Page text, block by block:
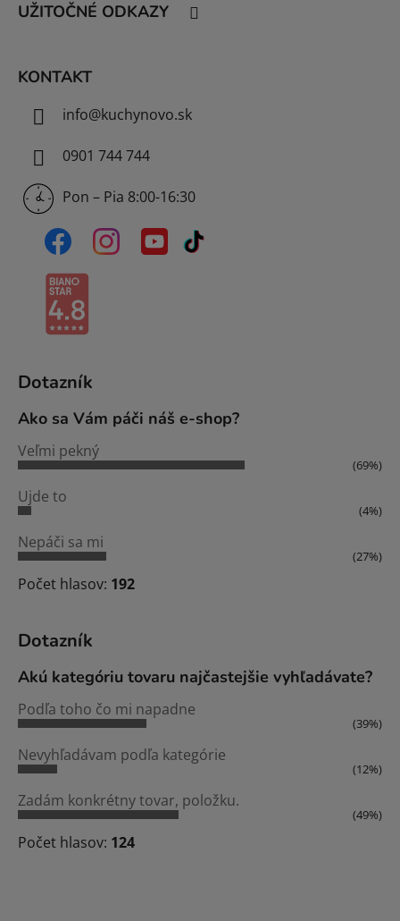
UŽITOČNÉ ODKAZY
KONTAKT
info@kuchynovo.sk
0901 744 744
Pon – Pia 8:00-16:30
Dotazník
Ako sa Vám páči náš e-shop?
Veľmi pekný
(69%)
Ujde to
(4%)
Nepáči sa mi
(27%)
Počet hlasov: 192
Dotazník
Akú kategóriu tovaru najčastejšie vyhľadávate?
Podľa toho čo mi napadne
(39%)
Nevyhľadávam podľa kategórie
(12%)
Zadám konkrétny tovar, položku.
(49%)
Počet hlasov: 124